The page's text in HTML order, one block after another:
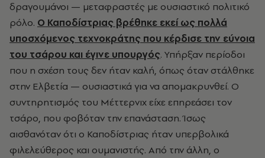
δραγουμάνοι — μεταφραστές με ουσιαστικό πολιτικό
ρόλο. Ο Καποδίστριας βρέθηκε εκεί ως πολλά
υποσχόμενος τεχνοκράτης που κέρδισε την εύνοια
του τσάρου και έγινε υπουργός. Υπήρξαν περίοδοι
που η σχέση τους δεν ήταν καλή, όπως όταν στάλθηκε
στην Ελβετία — ουσιαστικά για να απομακρυνθεί. Ο
συντηρητισμός του Μέττερνιχ είχε επηρεάσει τον
τσάρο, που φοβόταν την επανάσταση. Ίσως
αισθανόταν ότι ο Καποδίστριας ήταν υπερβολικά
φιλελεύθερος και ουμανιστής. Από την άλλη, ο